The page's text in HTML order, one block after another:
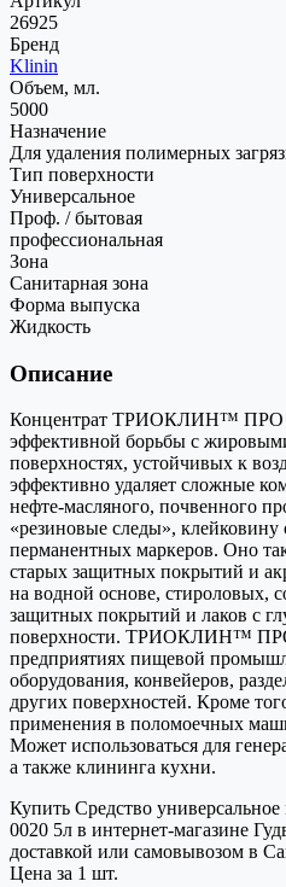
26925
Бренд
Klinin
Объем, мл.
5000
Назначение
Для удаления полимерных
Тип поверхности
Универсальное
Проф. / бытовая
профессиональная
Зона
Санитарная зона
Форма выпуска
Жидкость
Описание
Концентрат ТРИОКЛИН™ ПРО
эффективной борьбы с
поверхностях, устойчивых к
эффективно удаляет сложные
нефте-масляного, почвенного
«резиновые следы», клейковину
перманентных маркеров. Оно
старых защитных покрытий и
на водной основе, стироловых,
защитных покрытий и лаков с
поверхности. ТРИОКЛИН™ ПРО
предприятиях пищевой
оборудования, конвейеров,
других поверхностей. Кроме
применения в поломоечных
Может использоваться для
а также клининга кухни.
Купить Средство
0020 5л в интернет-магазине
доставкой или самовывозом в
Цена за 1 шт.